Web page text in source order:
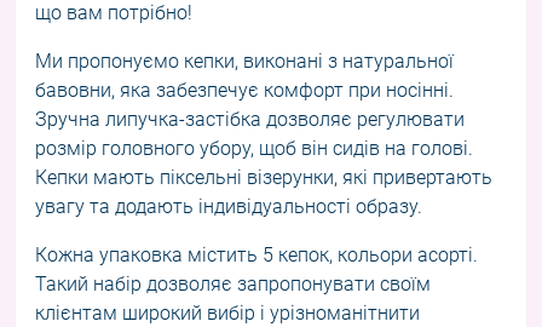
що вам потрібно!
Ми пропонуємо кепки, виконані з натуральної
бавовни, яка забезпечує комфорт при носінні.
Зручна липучка-застібка дозволяє регулювати
розмір головного убору, щоб він сидів на голові.
Кепки мають піксельні візерунки, які привертають
увагу та додають індивідуальності образу.
Кожна упаковка містить 5 кепок, кольори асорті.
Такий набір дозволяє запропонувати своїм
клієнтам широкий вибір і урізноманітнити